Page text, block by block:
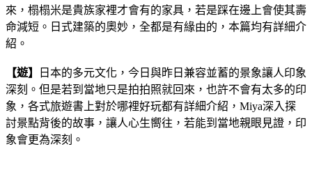
來，榻榻米是貴族家裡才會有的家具，若是踩在邊上會使其壽
命減短。日式建築的奧妙，全都是有緣由的，本篇均有詳細介
紹。
【遊】
日本的多元文化，今日與昨日兼容並蓄的景象讓人印象
深刻。但是若到當地只是拍拍照就回來，也許不會有太多的印
象，各式旅遊書上對於哪裡好玩都有詳細介紹， Miya深入探
討景點背後的故事，讓人心生嚮往，若能到當地親眼見證，印
象會更為深刻。